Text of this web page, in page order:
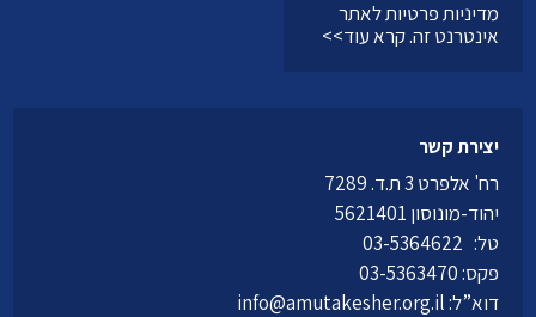
מדיניות פרטיות לאתר
אינטרנט זה.קרא עוד>>
יצירת קשר
רח' אלפרט 3 ת.ד. 7289
יהוד-מונוסון 5621401
טל:
פקס: 03-5363470
דוא”ל:info@amutakesher.org.il